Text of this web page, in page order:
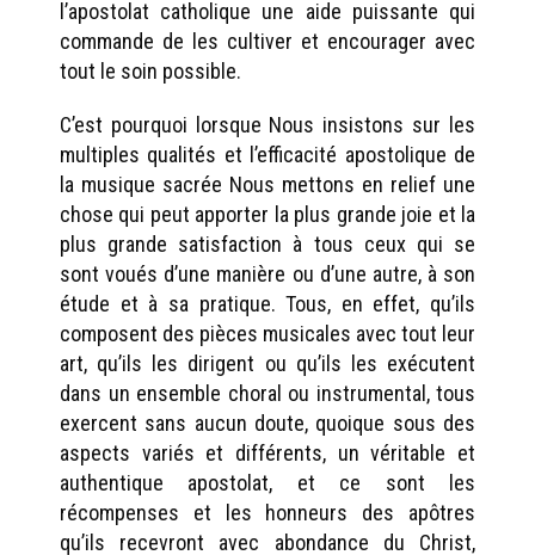
l’apostolat catholique une aide puissante qui
commande de les cultiver et encourager avec
tout le soin possible.
C’est pourquoi lorsque Nous insistons sur les
multiples qualités et l’efficacité apostolique de
la musique sacrée Nous mettons en relief une
chose qui peut apporter la plus grande joie et la
plus grande satisfaction à tous ceux qui se
sont voués d’une manière ou d’une autre, à son
étude et à sa pratique. Tous, en effet, qu’ils
composent des pièces musicales avec tout leur
art, qu’ils les dirigent ou qu’ils les exécutent
dans un ensemble choral ou instrumental, tous
exercent sans aucun doute, quoique sous des
aspects variés et différents, un véritable et
authentique apostolat, et ce sont les
récompenses et les honneurs des apôtres
qu’ils recevront avec abondance du Christ,